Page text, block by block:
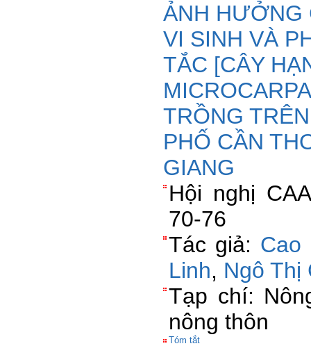
ẢNH HƯỞNG
VI SINH VÀ
TẮC [CÂY
TRỒNG
PHỐ CẦN
GIANG
Hội nghị
70-76
Tác giả: Cao
Linh, Ngô Thị
Tạp chí:
nông thôn
Tóm tắt